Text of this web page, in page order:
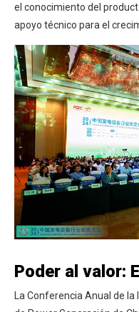
el conocimiento del
apoyo técnico para el
La Conferencia Anual de